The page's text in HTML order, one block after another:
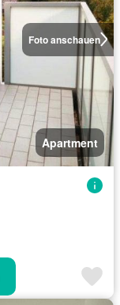
Foto anschauen
Apartment